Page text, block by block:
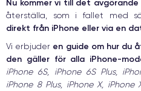
Nu kommer vi till det
återställa, som i fallet med
direkt från iPhone eller via en
Vi erbjuder en guide om hur du
den gäller för alla iPhone-
iPhone 6S, iPhone 6S Plus,
iPhone 8 Plus, iPhone X, iPhone